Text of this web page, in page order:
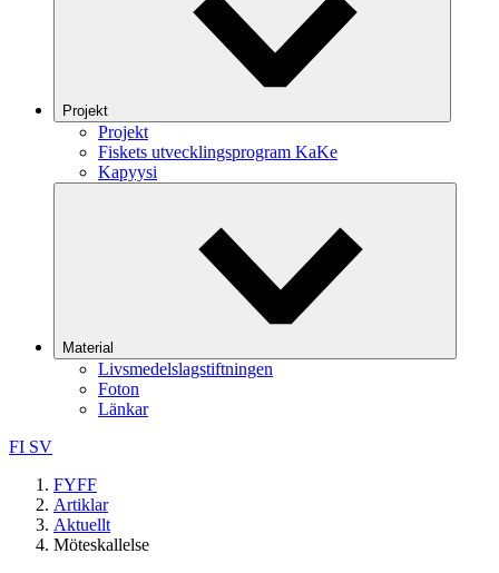
Projekt
Projekt
Fiskets utvecklingsprogram KaKe
Kapyysi
Material
Livsmedelslagstiftningen
Foton
Länkar
FI SV
FYFF
Artiklar
Aktuellt
Möteskallelse